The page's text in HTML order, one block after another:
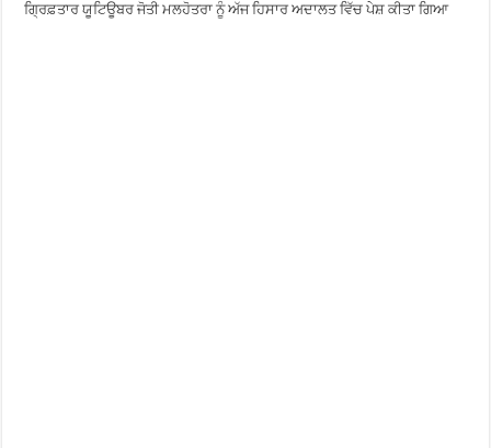
ਗ੍ਰਿਫ਼ਤਾਰ ਯੂਟਿਊਬਰ ਜੋਤੀ ਮਲਹੋਤਰਾ ਨੂੰ ਅੱਜ ਹਿਸਾਰ ਅਦਾਲਤ ਵਿੱਚ ਪੇਸ਼ ਕੀਤਾ ਗਿਆ